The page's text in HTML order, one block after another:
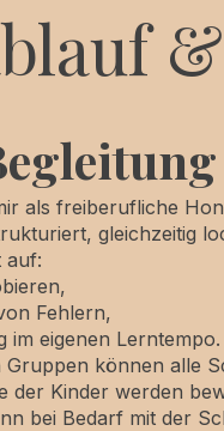
als freiberufliche
gleichzeitig
auf:
Fehlern,
im eigenen Lerntempo.
können alle
der Kinder werden
bei Bedarf mit der